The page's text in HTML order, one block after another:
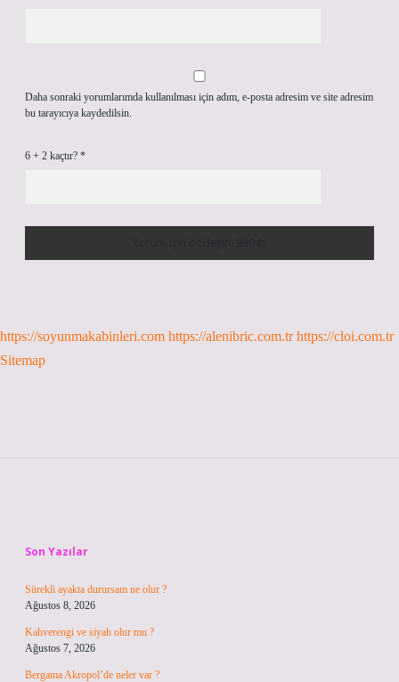
Daha sonraki yorumlarımda kullanılması için adım, e-posta adresim ve site adresim
bu tarayıcıya kaydedilsin.
6 + 2 kaçtır? *
https://soyunmakabinleri.com https://alenibric.com.tr https://cloi.com.tr
Sitemap
Son Yazılar
Sürekli ayakta durursam ne olur ?
Ağustos 8, 2026
Kahverengi ve siyah olur mu ?
Ağustos 7, 2026
Bergama Akropol’de neler var ?